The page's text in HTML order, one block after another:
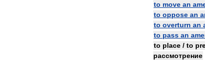
to move an
to oppose an
to overturn an
to pass an
to place / to
рассмотрение